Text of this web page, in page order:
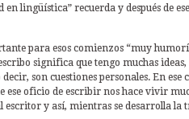
lingüística” recuerda y después de
para esos comienzos “muy
significa que tengo muchas
son cuestiones personales. En
ese oficio de escribir nos hace vivir
y así, mientras se desarrolla la